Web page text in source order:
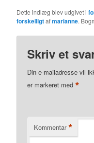
Dette indlæg blev udgivet i
forskelligtafmarianne.
Skriv et
Din e-mailadresse vil
er markeret med*
Kommentar *